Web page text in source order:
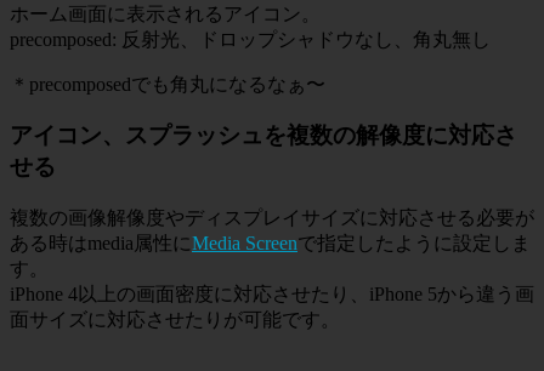
ホーム画面に表示されるアイコン。
precomposed: 反射光、ドロップシャドウなし、角丸無し
＊precomposedでも角丸になるなぁ〜
アイコン、スプラッシュを複数の解像度に対応さ
せる
複数の画像解像度やディスプレイサイズに対応させる必要が
ある時はmedia属性にMedia Screenで指定したように設定しま
す。
iPhone 4以上の画面密度に対応させたり、iPhone 5から違う画
面サイズに対応させたりが可能です。